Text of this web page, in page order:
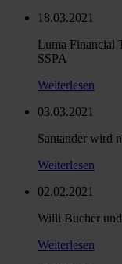
18.03.2021
Luma Financial
SSPA
Weiterlesen
03.03.2021
Santander wird
Weiterlesen
02.02.2021
Willi Bucher
Weiterlesen